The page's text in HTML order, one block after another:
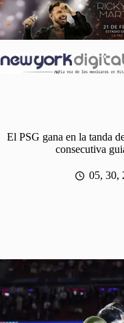
Saltar
al
contenido
El PSG gana en la tanda
consecutiva
05, 30,